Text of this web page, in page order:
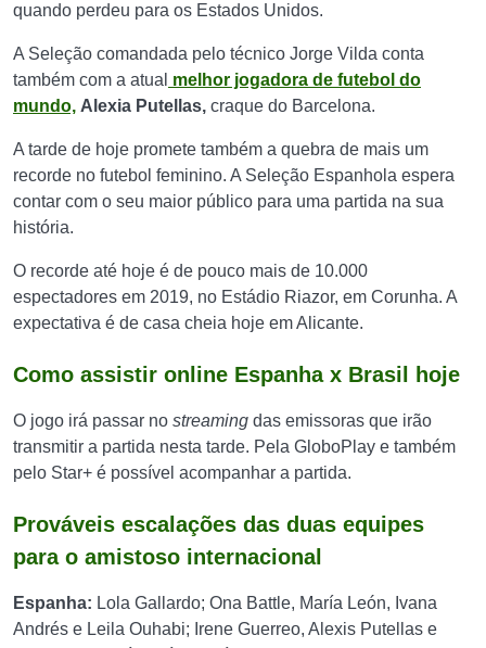
quando perdeu para os Estados Unidos.
A Seleção comandada pelo técnico Jorge Vilda conta
também com a atual melhor jogadora de futebol do
mundo, Alexia Putellas, craque do Barcelona.
A tarde de hoje promete também a quebra de mais um
recorde no futebol feminino. A Seleção Espanhola espera
contar com o seu maior público para uma partida na sua
história.
O recorde até hoje é de pouco mais de 10.000
espectadores em 2019, no Estádio Riazor, em Corunha. A
expectativa é de casa cheia hoje em Alicante.
Como assistir online Espanha x Brasil hoje
O jogo irá passar no streaming das emissoras que irão
transmitir a partida nesta tarde. Pela GloboPlay e também
pelo Star+ é possível acompanhar a partida.
Prováveis escalações das duas equipes
para o amistoso internacional
Espanha: Lola Gallardo; Ona Battle, María León, Ivana
Andrés e Leila Ouhabi; Irene Guerreo, Alexis Putellas e